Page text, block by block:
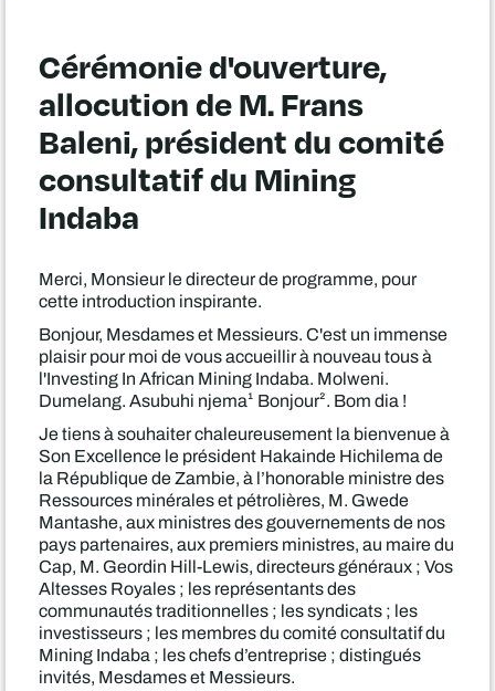
Cérémonie d'ouverture,
allocution de M. Frans
Baleni, président du comité
consultatif du Mining
Indaba
Merci, Monsieur le directeur de programme, pour
cette introduction inspirante.
Bonjour, Mesdames et Messieurs. C'est un immense
plaisir pour moi de vous accueillir à nouveau tous à
l'Investing In African Mining Indaba. Molweni.
Dumelang. Asubuhi njema¹ Bonjour². Bom dia !
Je tiens à souhaiter chaleureusement la bienvenue à
Son Excellence le président Hakainde Hichilema de
la République de Zambie, à l’honorable ministre des
Ressources minérales et pétrolières, M. Gwede
Mantashe, aux ministres des gouvernements de nos
pays partenaires, aux premiers ministres, au maire du
Cap, M. Geordin Hill-Lewis, directeurs généraux ; Vos
Altesses Royales ; les représentants des
communautés traditionnelles ; les syndicats ; les
investisseurs ; les membres du comité consultatif du
Mining Indaba ; les chefs d’entreprise ; distingués
invités, Mesdames et Messieurs.